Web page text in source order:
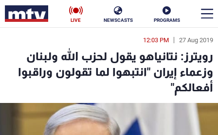
PROGRAMS
NEWSCASTS
LIVE
27 Aug 2019
12:03 PM
رويترز: نتانياهو يقول لحزب الله ولبنان
وزعماء إيران "انتبهوا لما تقولون وراقبوا
أفعالكم"
en
الأخبار
سياسة
إقتصاد فن